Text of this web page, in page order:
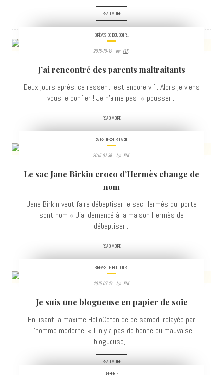
READ MORE
BRÈVES DE BOUDOIR..
2015-10-15 By: PLK
J’ai rencontré des parents maltraitants
Deux jours après, ce ressenti est encore vif.. Alors je viens
vous le confier ! Je n’aime pas « pousser...
READ MORE
VIEWS
CAUSETTES SUR L'ACTU
2015-07-30 By: PLK
Le sac Jane Birkin croco d’Hermès change de
nom
Jane Birkin veut faire débaptiser le sac Hermès qui porte
sont nom « J’ai demandé à la maison Hermès de
débaptiser...
READ MORE
BRÈVES DE BOUDOIR..
2015-07-26 By: PLK
Je suis une blogueuse en papier de soie
En lisant la maxime HelloCoton de ce samedi relayée par
L'homme moderne, « Il n'y a pas de bonne ou mauvaise
blogueuse,...
READ MORE
GEEKERIE